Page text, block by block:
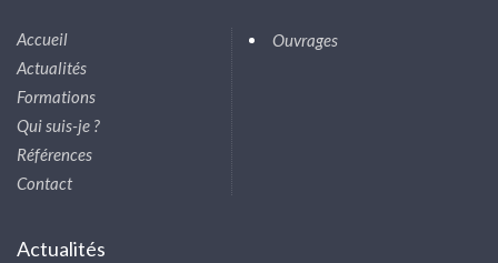
Accueil
Actualités
Formations
Qui suis-je ?
Références
Contact
Ouvrages
Actualités